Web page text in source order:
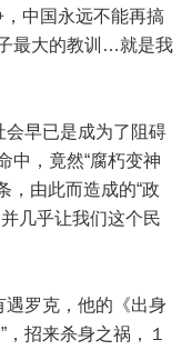
，中国永远不能再搞
最大的教训…就是我
会早已是成为了阻碍
中，竟然“腐朽变神
，由此而造成的“政
几乎让我们这个民
遇罗克，他的《出身
招来杀身之祸，１